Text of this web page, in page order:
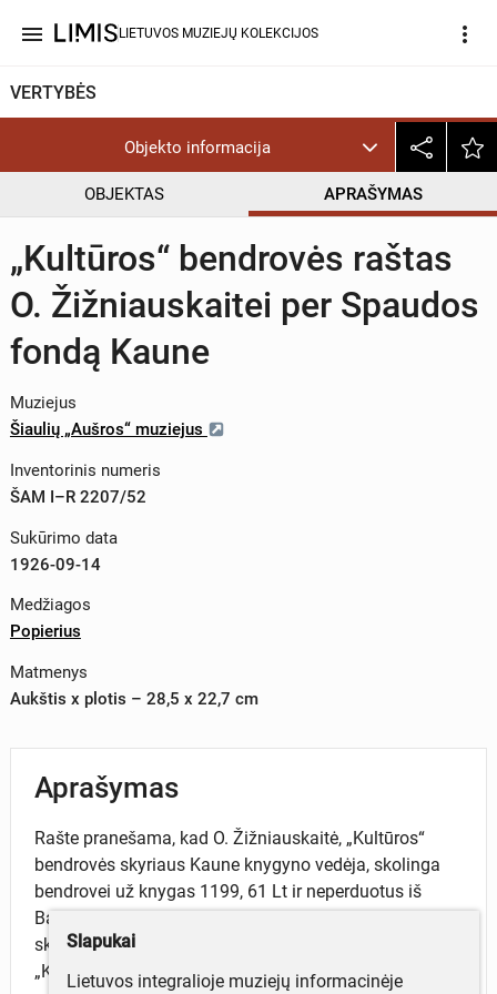
menu LIETUVOS MUZIEJŲ KOLEKCIJOS more_vert
VERTYBĖS
Objekto informacija
OBJEKTAS APRAŠYMAS
„Kultūros“ bendrovės raštas
O. Žižniauskaitei per Spaudos
fondą Kaune
Muziejus
Šiaulių „Aušros“ muziejus
Inventorinis numeris
ŠAM I–R 2207/52
Sukūrimo data
1926-09-14
Medžiagos
Popierius
Matmenys
Aukštis x plotis – 28,5 x 22,7 cm
Aprašymas
Rašte pranešama, kad O. Žižniauskaitė, „Kultūros“
bendrovės skyriaus Kaune knygyno vedėja, skolinga
bendrovei už knygas 1199, 61 Lt ir neperduotus iš
Baltrušaičio knygyno gautus dar 72,10 Lt. Prašoma
skolą gražinti. Raštas atspausdintas ant firminio
„Kultūros“ bendrovės lapo.
Slapukai
Lietuvos integralioje muziejų informacinėje